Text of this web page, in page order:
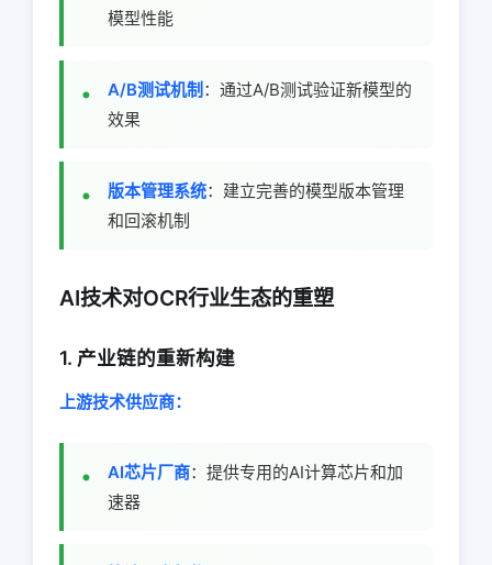
模型性能
A/B测试机制 ：通过A/B测试验证新模型的
效果
版本管理系统：建立完善的模型版本管理
和回滚机制
AI技术对OCR行业生态的重塑
1. 产业链的重新构建
上游技术供应商：
AI芯片厂商：提供专用的AI计算芯片和加
速器